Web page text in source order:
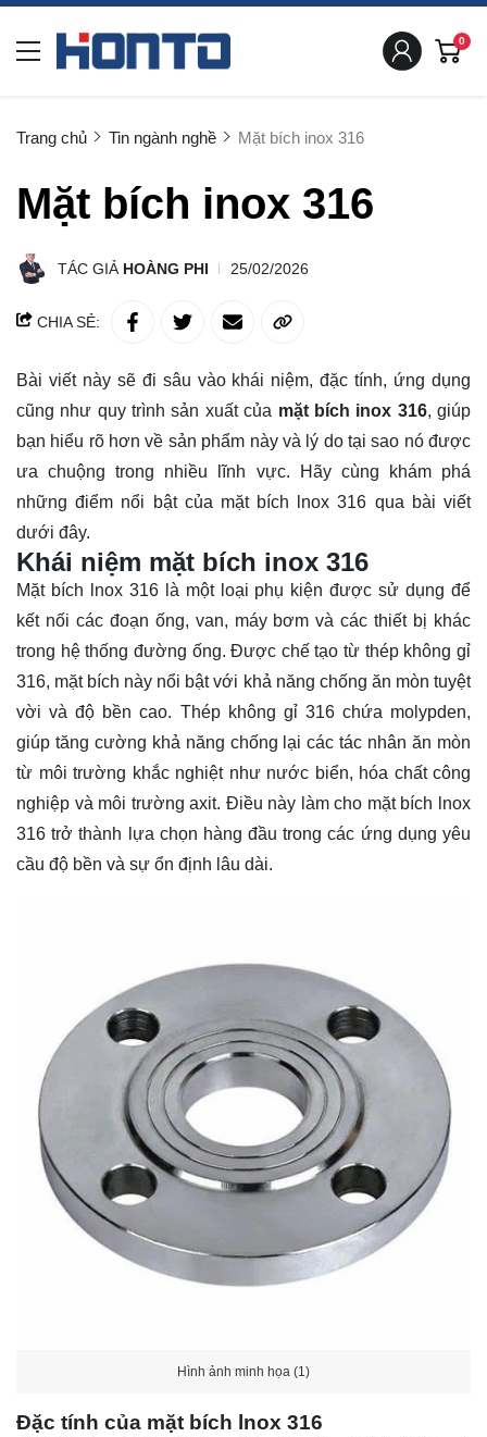
0
Trang chủ Tin ngành nghề Mặt bích inox 316
Mặt bích inox 316
TÁC GIẢ HOÀNG PHI 25/02/2026
CHIA SẺ:
Bài viết này sẽ đi sâu vào khái niệm, đặc tính, ứng dụng
cũng như quy trình sản xuất của mặt bích inox 316, giúp
bạn hiểu rõ hơn về sản phẩm này và lý do tại sao nó được
ưa chuộng trong nhiều lĩnh vực. Hãy cùng khám phá
những điểm nổi bật của mặt bích lnox 316 qua bài viết
dưới đây.
Khái niệm mặt bích inox 316
Mặt bích lnox 316 là một loại phụ kiện được sử dụng để
kết nối các đoạn ống, van, máy bơm và các thiết bị khác
trong hệ thống đường ống. Được chế tạo từ thép không gỉ
316, mặt bích này nổi bật với khả năng chống ăn mòn tuyệt
vời và độ bền cao. Thép không gỉ 316 chứa molypden,
giúp tăng cường khả năng chống lại các tác nhân ăn mòn
từ môi trường khắc nghiệt như nước biển, hóa chất công
nghiệp và môi trường axit. Điều này làm cho mặt bích lnox
316 trở thành lựa chọn hàng đầu trong các ứng dụng yêu
cầu độ bền và sự ổn định lâu dài.
Hình ảnh minh họa (1)
Đặc tính của mặt bích lnox 316